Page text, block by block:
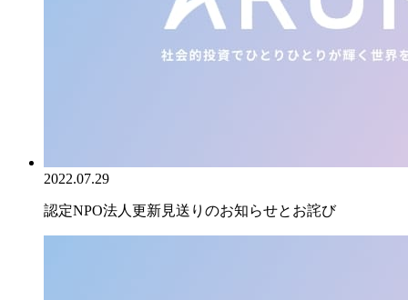
2022.07.29
認定NPO法人更新見送りのお知らせとお詫び